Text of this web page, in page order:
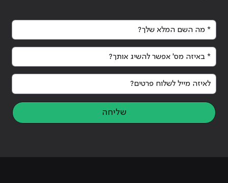
* מה השם המלא שלך?
* באיזה מס' אפשר להשיג אותך?
לאיזה מייל לשלוח פרטים?
שליחה